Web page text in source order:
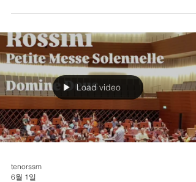
주빈메타가 음악감독이었던 정상급 오페라하우스
발렌시아 2026/27 시즌발표! Opera de Paris 콜라
보레이션 프로덕션 “Nixon in China” 마오역으로
뷔하게 되었습니다. 특히 닉슨 역으로 세계적인 바
리톤 ”토마스햄슨“ 한국인 소프라노 ”캐서린 킴“ 선
생님이 참여하십니다. 24 April 2027 | 7:00 pm
(Premiere) 28 April 2027 | 7:30 pm 30 April
Load video
tenorssm
6월 1일